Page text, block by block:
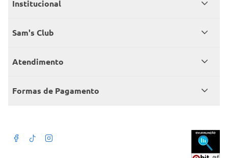
Institucional
Quem somos
Encontre um Clube
Sam's Club
Seja sócio
Member’s Mark
Atendimento
Fale conosco
Atendimento em libras
Formas de Pagamento